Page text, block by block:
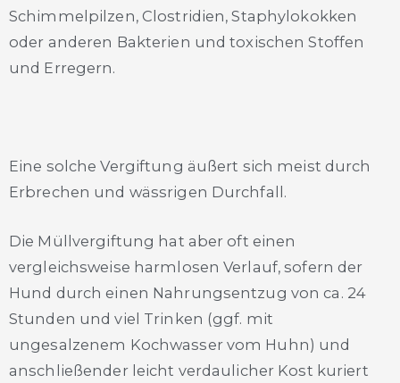
Schimmelpilzen, Clostridien, Staphylokokken
oder anderen Bakterien und toxischen Stoffen
und Erregern.
Eine solche Vergiftung äußert sich meist durch
Erbrechen und wässrigen Durchfall.
Die Müllvergiftung hat aber oft einen
vergleichsweise harmlosen Verlauf, sofern der
Hund durch einen Nahrungsentzug von ca. 24
Stunden und viel Trinken (ggf. mit
ungesalzenem Kochwasser vom Huhn) und
anschließender leicht verdaulicher Kost kuriert